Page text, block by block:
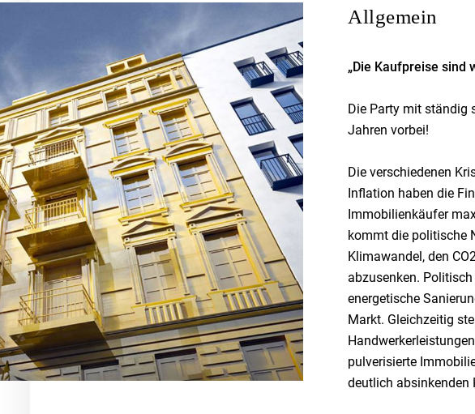
Allgemein
„Die Kaufpreise sind
Die Party mit ständig
Jahren vorbei!
Die verschiedenen
Inflation haben die
Immobilienkäufer
kommt die politische
Klimawandel, den
abzusenken.
energetische
Markt. Gleichzeitig
pulverisierte
deutlich absinkenden